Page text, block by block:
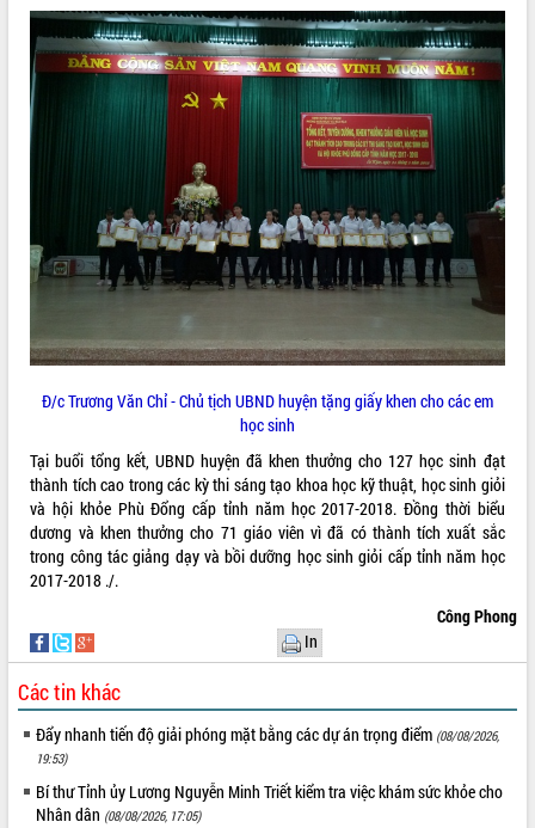
Đ/c Trương Văn Chỉ - Chủ tịch UBND huyện tặng giấy khen cho các em
học sinh
Tại buổi tổng kết, UBND huyện đã khen thưởng cho 127 học sinh đạt
thành tích cao trong các kỳ thi sáng tạo khoa học kỹ thuật, học sinh giỏi
và hội khỏe Phù Đổng cấp tỉnh năm học 2017-2018. Đồng thời biểu
dương và khen thưởng cho 71 giáo viên vì đã có thành tích xuất sắc
trong công tác giảng dạy và bồi dưỡng học sinh giỏi cấp tỉnh năm học
2017-2018 ./.
Công Phong
In
Các tin khác
Đẩy nhanh tiến độ giải phóng mặt bằng các dự án trọng điểm (08/08/2026,
19:53)
Bí thư Tỉnh ủy Lương Nguyễn Minh Triết kiểm tra việc khám sức khỏe cho
Nhân dân (08/08/2026, 17:05)